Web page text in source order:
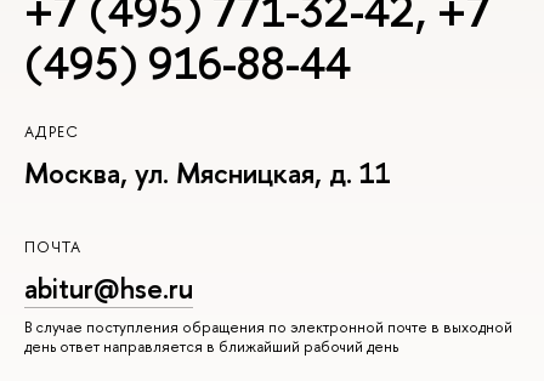
(495) 916-88-44
АДРЕС
Москва, ул. Мясницкая, д. 11
ПОЧТА
abitur@hse.ru
В случае поступления обращения по электронной почте в выходной
день ответ направляется в ближайший рабочий день